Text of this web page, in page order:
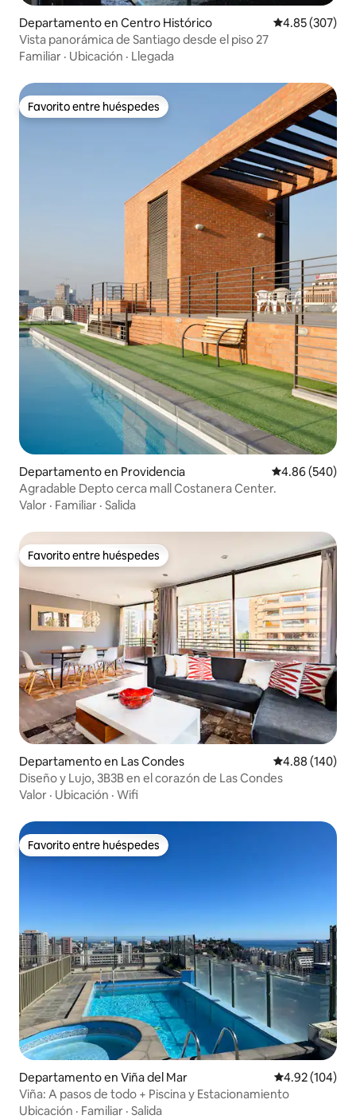
Departamento en Centro Histórico Calificación
4.85 (307)
Vista panorámica de Santiago desde el piso 27
Familiar · Ubicación · Llegada
Favorito entre huéspedes
Favorito entre huéspedes
Departamento en Providencia Calificación
4.86 (540)
Agradable Depto cerca mall Costanera Center.
Valor · Familiar · Salida
Favorito entre huéspedes
Favorito entre huéspedes
Departamento en Las Condes Calificación
4.88 (140)
Diseño y Lujo, 3B3B en el corazón de Las Condes
Valor · Ubicación · Wifi
Favorito entre huéspedes
Favorito entre huéspedes
Departamento en Viña del Mar Calificación
4.92 (104)
Viña: A pasos de todo + Piscina y Estacionamiento
Ubicación · Familiar · Salida